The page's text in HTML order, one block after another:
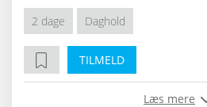
2 dage
Daghold
TILMELD
Læs mere